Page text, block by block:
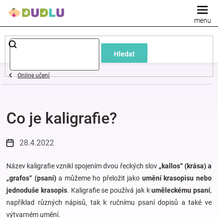
Hledat
Dětské
a
oblečení
Pokojíček
a
kojenecká
Online učení
Co je kaligrafie?
28.4.2022
Název kaligrafie vznikl spojením dvou řeckých slov „kallos“ (krása) a
„grafos“ (psaní)a můžeme ho přeložit jako umění krasopisu nebo
jednoduše krasopis. Kaligrafie se používá jak kuměleckému psaní,
například různých nápisů, tak k ručnímu psaní dopisů a také ve
výtvarném umění.